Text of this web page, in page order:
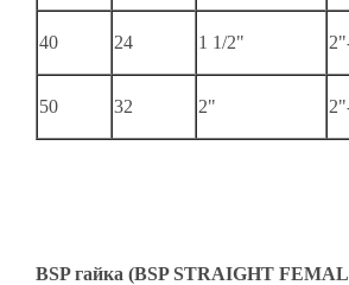
40 24 1 1/2"
50 32 2"
BSP гайка (BSP STRAIGHT